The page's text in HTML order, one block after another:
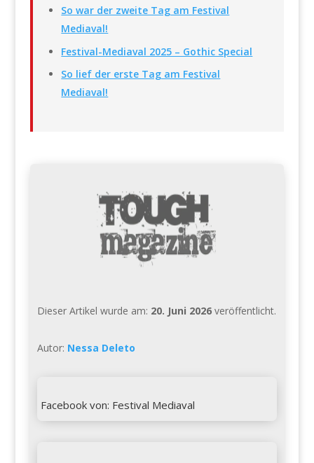
So war der zweite Tag am Festival
Mediaval!
Festival-Mediaval 2025 – Gothic Special
So lief der erste Tag am Festival
Mediaval!
Dieser Artikel wurde am: 20. Juni 2026veröffentlicht.
Autor: Nessa Deleto
Facebook von: Festival Mediaval